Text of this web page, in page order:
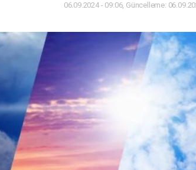
06.09.2024 - 09:06, Güncelleme: